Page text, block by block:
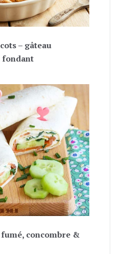
– gâteau
fondant
concombre &